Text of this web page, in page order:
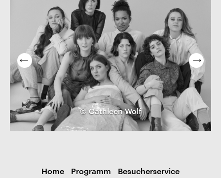
© Cathleen Wolf
Home Programm
Besucherservice